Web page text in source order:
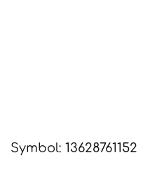
Symbol: 13628761152